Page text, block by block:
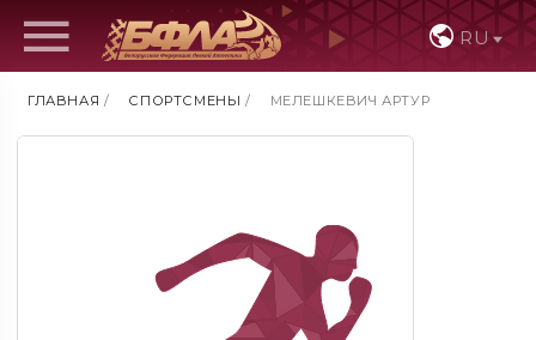
RU
ГЛАВНАЯ / СПОРТСМЕНЫ / МЕЛЕШКЕВИЧ АРТУР